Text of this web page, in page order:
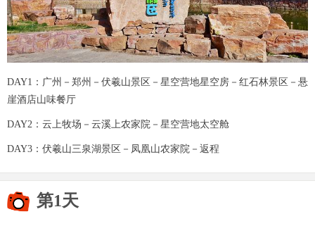
DAY1：广州－郑州－伏羲山景区－星空营地星空房－红石林景区－悬
崖酒店山味餐厅
DAY2：云上牧场－云溪上农家院－星空营地太空舱
DAY3：伏羲山三泉湖景区－凤凰山农家院－返程
第1天